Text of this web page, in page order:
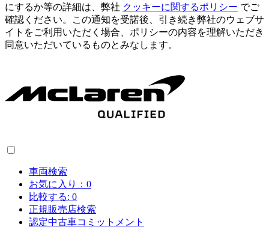
にするか等の詳細は、弊社 クッキーに関するポリシー でご
確認ください。この通知を受諾後、引き続き弊社のウェブサ
イトをご利用いただく場合、ポリシーの内容を理解いただき
同意いただいているものとみなします。
車両検索
お気に入り： 0
比較する: 0
正規販売店検索
認定中古車コミットメント